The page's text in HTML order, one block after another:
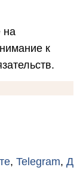
на
к
, Telegram, Д